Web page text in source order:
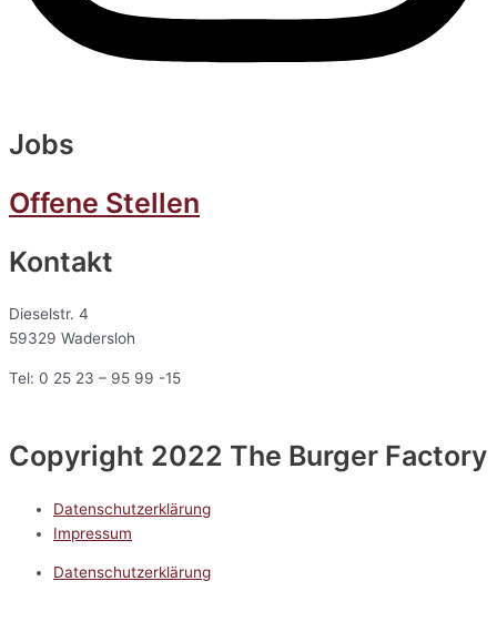
Jobs
Offene Stellen
Kontakt
Dieselstr. 4
59329 Wadersloh
Tel: 0 25 23 – 95 99 -15
Copyright 2022 The Burger Factory
Datenschutzerklärung
Impressum
Datenschutzerklärung